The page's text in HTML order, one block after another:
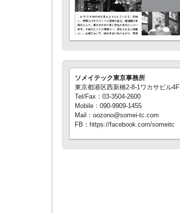
ソメイテック東京事務所
東京都港区西新橋2-8-1ワカサビル4F
Tel/Fax：03-3504-2600
Mobile：090-9909-1455
Mail：oozono@somei-tc.com
FB：https://facebook.com/someitc